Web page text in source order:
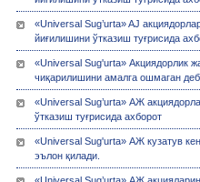
«Universal Sug’urta» AJ
йиғилишини ўтказиш туғрисида
«Universal Sug'urta» Акциядорлик
чиқарилишини амалга ошмаган
«Universal Sug’urta» АЖ
ўтказиш туғрисида ахборот
«Universal Sug'urta» АЖ кузатув
эълон қилади.